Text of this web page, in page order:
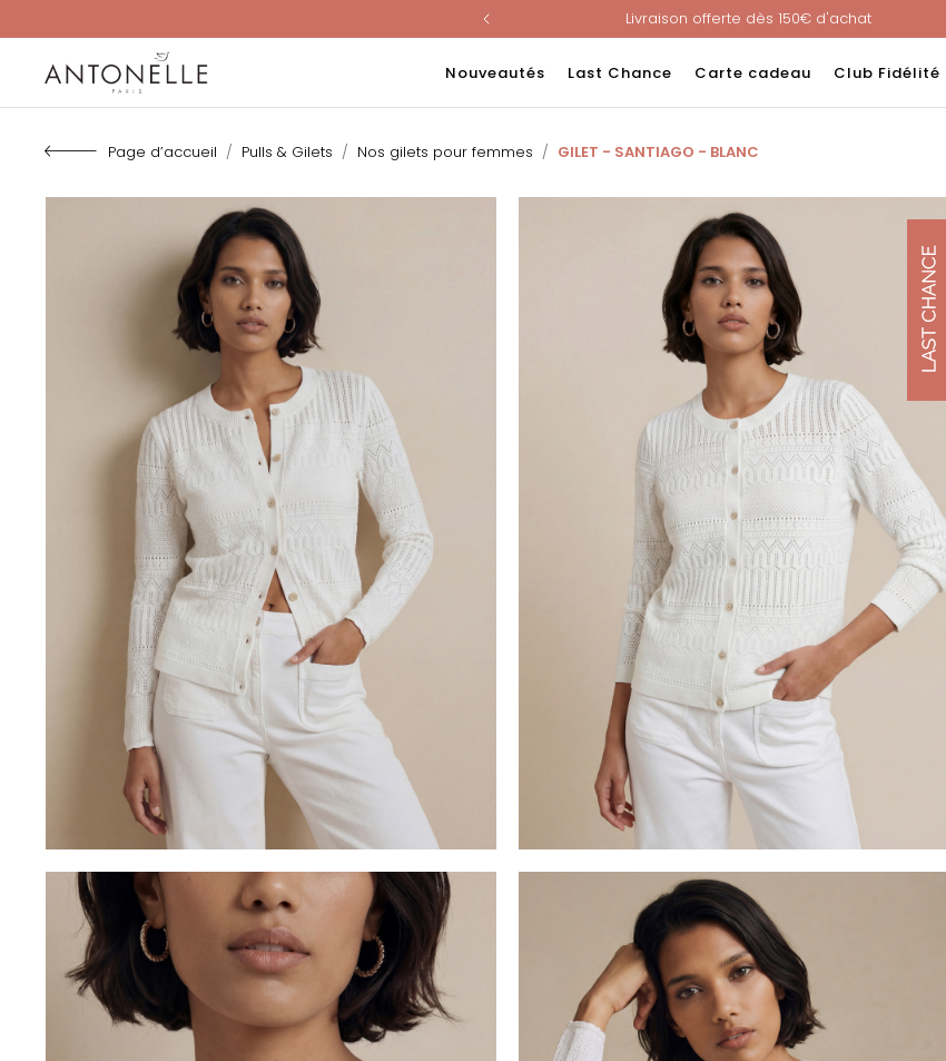
Nouveau ! Paiement en 3 ou 4 fois sans frais avec ALMA !
Livraison offerte dès 150€ d'achat
Nouveautés Last Chance Carte cadeau Club Fidélité
Page d’accueil Pulls & Gilets Nos gilets pour femmes GILET - SANTIAGO - BLANC